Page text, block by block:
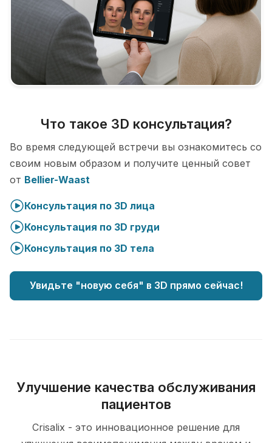
Что такое 3D консультация?
Во время следующей встречи вы ознакомитесь со
своим новым образом и получите ценный совет
от Bellier-Waast
Консультация по 3D лица
Консультация по 3D груди
Консультация по 3D тела
Увидьте "новую себя" в 3D прямо сейчас!
Улучшение качества обслуживания
пациентов
Crisalix - это инновационное решение для